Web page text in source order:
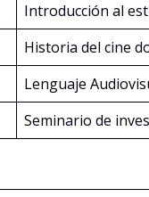
Introducción al
Historia del cine
Lenguaje
Seminario de